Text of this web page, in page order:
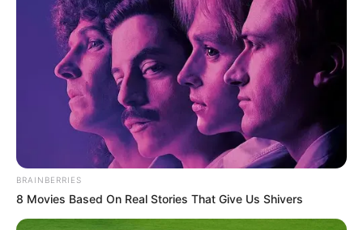
BRAINBERRIES
8 Movies Based On Real Stories That Give Us Shivers